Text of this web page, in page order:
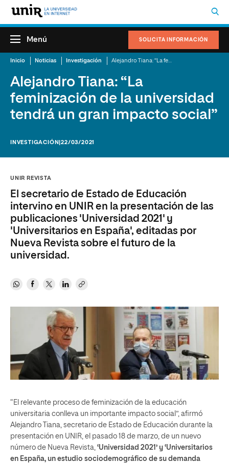
SOLICITA INFORMACIÓN
Menú
Inicio Noticias Investigación
Alejandro Tiana: “La
feminización de la universidad
tendrá un gran impacto social”
INVESTIGACIÓN |22/03/2021
UNIR REVISTA
El secretario de Estado de Educación
intervino en UNIR en la presentación de las
publicaciones 'Universidad 2021' y
'Universitarios en España', editadas por
Nueva Revista sobre el futuro de la
universidad.
“El relevante proceso de feminización de la educación
universitaria conlleva un importante impacto social”, afirmó
Alejandro Tiana, secretario de Estado de Educación durante la
presentación en UNIR, el pasado 18 de marzo, de un nuevo
número de Nueva Revista, ‘Universidad 2021’ y ‘Universitarios
en España, un estudio sociodemográfico de su demanda